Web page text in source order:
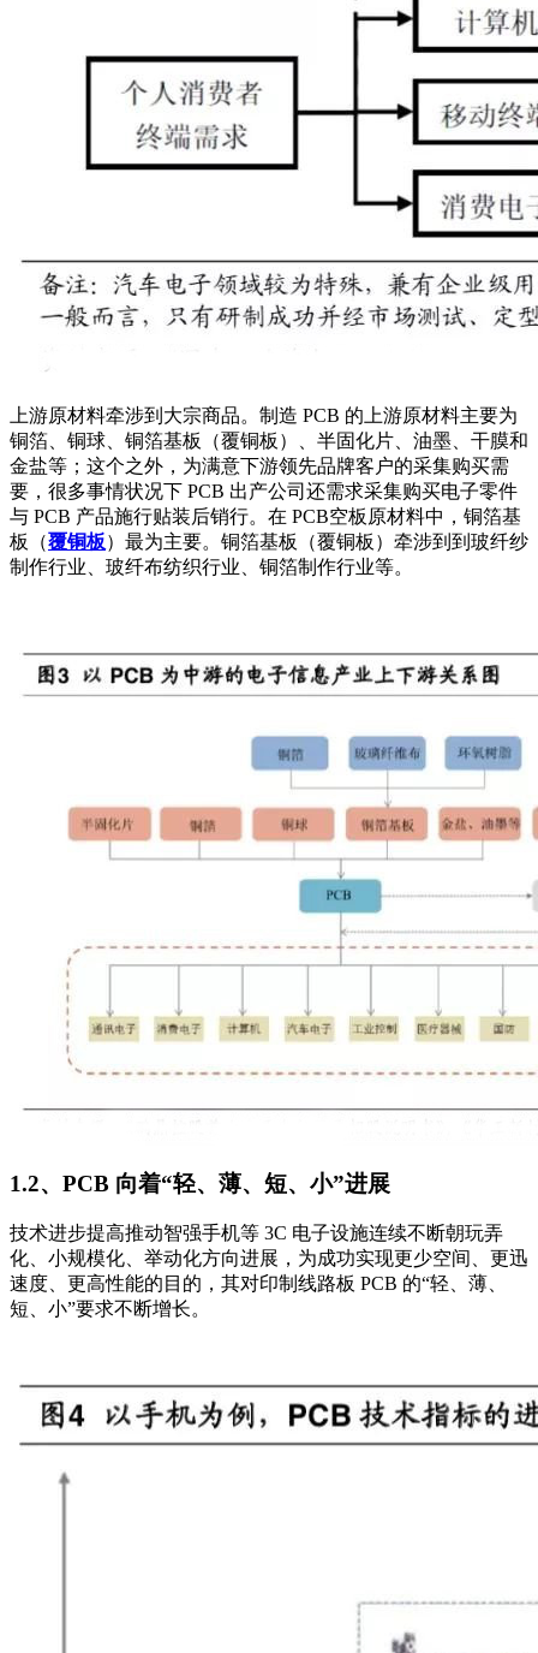
上游原材料牵涉到大宗商品。制造 PCB 的上游原材料主要为
铜箔、铜球、铜箔基板（覆铜板）、半固化片、油墨、干膜和
金盐等；这个之外，为满意下游领先品牌客户的采集购买需
要，很多事情状况下 PCB 出产公司还需求采集购买电子零件
与 PCB 产品施行贴装后销行。在 PCB空板原材料中，铜箔基
板（覆铜板）最为主要。铜箔基板（覆铜板）牵涉到到玻纤纱
制作行业、玻纤布纺织行业、铜箔制作行业等。
1.2、PCB 向着“轻、薄、短、小”进展
技术进步提高推动智强手机等 3C 电子设施连续不断朝玩弄
化、小规模化、举动化方向进展，为成功实现更少空间、更迅
速度、更高性能的目的，其对印制线路板 PCB 的“轻、薄、
短、小”要求不断增长。